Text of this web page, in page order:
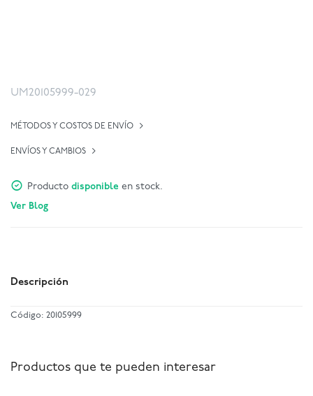
UM20105999-029
MÉTODOS Y COSTOS DE ENVÍO
ENVÍOS Y CAMBIOS
Producto disponible en stock.
Ver Blog
Descripción
Código: 20105999
Productos que te pueden interesar